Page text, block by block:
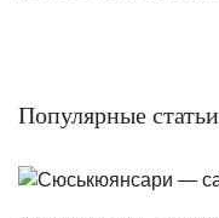
Популярные статьи